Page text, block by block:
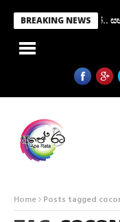
BREAKING NEWS
අතුරු පාලක කමිටුවක්..
Home Posts tagged